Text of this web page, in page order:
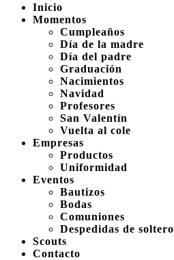
Inicio
Momentos
Cumpleaños
Día de la madre
Día del padre
Graduación
Nacimientos
Navidad
Profesores
San Valentín
Vuelta al cole
Empresas
Productos
Uniformidad
Eventos
Bautizos
Bodas
Comuniones
Despedidas de soltero
Scouts
Contacto